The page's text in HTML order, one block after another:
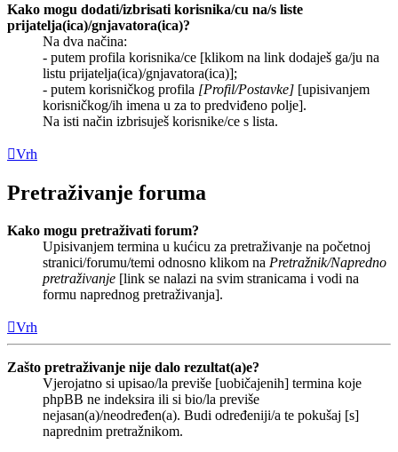
Kako mogu dodati/izbrisati korisnika/cu na/s liste
prijatelja(ica)/gnjavatora(ica)?
Na dva načina:
- putem profila korisnika/ce [klikom na link dodaješ ga/ju na
listu prijatelja(ica)/gnjavatora(ica)];
- putem korisničkog profila [Profil/Postavke] [upisivanjem
korisničkog/ih imena u za to predviđeno polje].
Na isti način izbrisuješ korisnike/ce s lista.
Vrh
Pretraživanje foruma
Kako mogu pretraživati forum?
Upisivanjem termina u kućicu za pretraživanje na početnoj
stranici/forumu/temi odnosno klikom na Pretražnik/Napredno
pretraživanje [link se nalazi na svim stranicama i vodi na
formu naprednog pretraživanja].
Vrh
Zašto pretraživanje nije dalo rezultat(a)e?
Vjerojatno si upisao/la previše [uobičajenih] termina koje
phpBB ne indeksira ili si bio/la previše
nejasan(a)/neodređen(a). Budi određeniji/a te pokušaj [s]
naprednim pretražnikom.